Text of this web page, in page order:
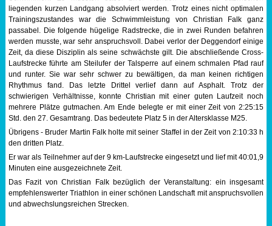
liegenden kurzen Landgang absolviert werden. Trotz eines nicht optimalen
Trainingszustandes war die Schwimmleistung von Christian Falk ganz
passabel. Die folgende hügelige Radstrecke, die in zwei Runden befahren
werden musste, war sehr anspruchsvoll. Dabei verlor der Deggendorf einige
Zeit, da diese Disziplin als seine schwächste gilt. Die abschließende Cross-
Laufstrecke führte am Steilufer der Talsperre auf einem schmalen Pfad rauf
und runter. Sie war sehr schwer zu bewältigen, da man keinen richtigen
Rhythmus fand. Das letzte Drittel verlief dann auf Asphalt. Trotz der
schwierigen Verhältnisse, konnte Christian mit einer guten Laufzeit noch
mehrere Plätze gutmachen. Am Ende belegte er mit einer Zeit von 2:25:15
Std. den 27. Gesamtrang. Das bedeutete Platz 5 in der Altersklasse M25.
Übrigens - Bruder Martin Falk holte mit seiner Staffel in der Zeit von 2:10:33 h
den dritten Platz.
Er war als Teilnehmer auf der 9 km-Laufstrecke eingesetzt und lief mit 40:01,9
Minuten eine ausgezeichnete Zeit.
Das Fazit von Christian Falk bezüglich der Veranstaltung: ein insgesamt
empfehlenswerter Triathlon in einer schönen Landschaft mit anspruchsvollen
und abwechslungsreichen Strecken.